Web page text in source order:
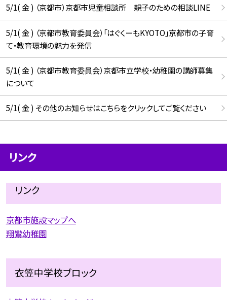
5/1( 金 ) （京都市）京都市児童相談所 親子のための相談LINE
5/1( 金 ) （京都市教育委員会）「はぐくーもKYOTO」京都市の子育
て・教育環境の魅力を発信
5/1( 金 ) （京都市教育委員会）京都市立学校・幼稚園の講師募集
について
5/1( 金 ) その他のお知らせはこちらをクリックしてご覧ください
リンク
リンク
京都市施設マップへ
翔鸞幼稚園
衣笠中学校ブロック